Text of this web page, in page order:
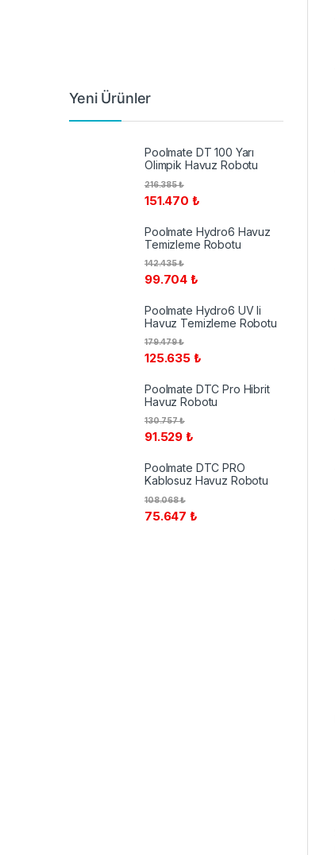
Yeni Ürünler
Poolmate DT 100 Yarı
Olimpik Havuz Robotu
151.470 ₺
216.385₺
Poolmate Hydro6 Havuz
Temizleme Robotu
99.704₺
142.435₺
Poolmate Hydro6 UV li
Havuz Temizleme Robotu
125.635 ₺
179.479₺
Poolmate DTC Pro Hibrit
Havuz Robotu
91.529₺
130.757₺
Poolmate DTC PRO
Kablosuz Havuz Robotu
75.647₺
108.068₺